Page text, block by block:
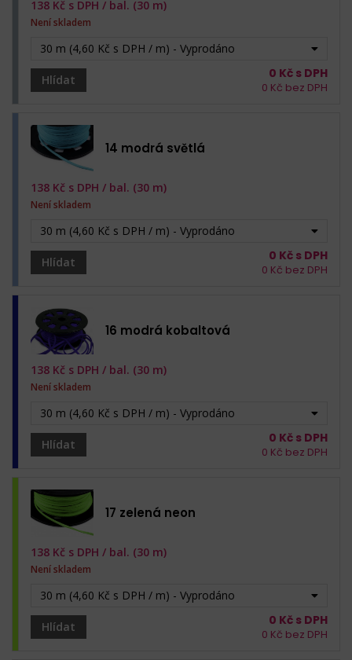
30 m (4,60 Kč s DPH / m) - Vyprodáno
Hlídat
138 Kč s DPH / bal. (30 m)
Není skladem
0 Kč s DPH
0 Kč bez DPH
14 modrá světlá
30 m (4,60 Kč s DPH / m) - Vyprodáno
Hlídat
138 Kč s DPH / bal. (30 m)
Není skladem
0 Kč s DPH
0 Kč bez DPH
16 modrá kobaltová
30 m (4,60 Kč s DPH / m) - Vyprodáno
Hlídat
138 Kč s DPH / bal. (30 m)
Není skladem
0 Kč s DPH
0 Kč bez DPH
17 zelená neon
30 m (4,60 Kč s DPH / m) - Vyprodáno
Hlídat
138 Kč s DPH / bal. (30 m)
Není skladem
0 Kč s DPH
0 Kč bez DPH